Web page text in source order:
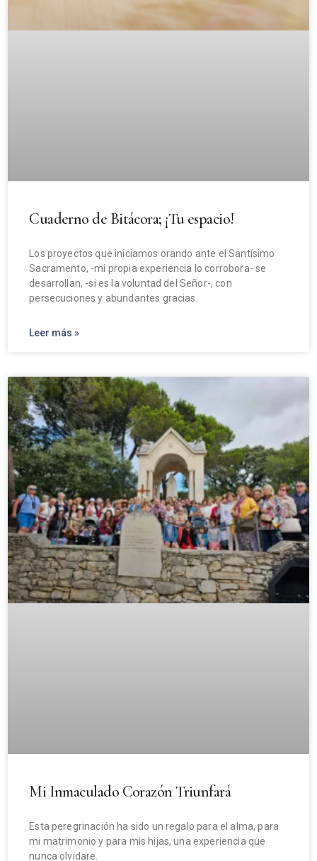
Cuaderno de Bitácora; ¡Tu espacio!
Los proyectos que iniciamos orando ante el Santísimo
Sacramento, -mi propia experiencia lo corrobora- se
desarrollan, -si es la voluntad del Señor-, con
persecuciones y abundantes gracias.
Leer más »
Mi Inmaculado Corazón Triunfará
Esta peregrinación ha sido un regalo para el alma, para
mi matrimonio y para mis hijas, una experiencia que
nunca olvidare.